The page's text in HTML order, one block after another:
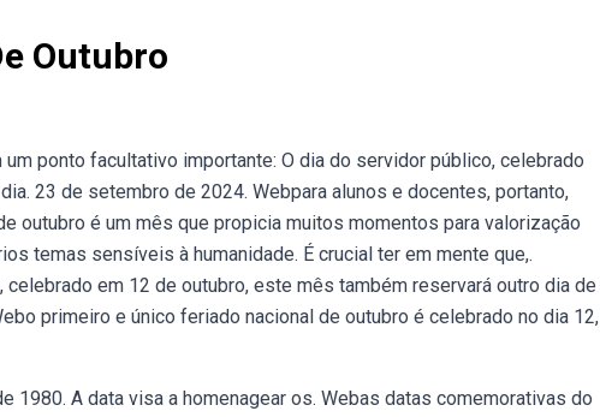
Outubro
ponto facultativo importante: O dia do servidor público, celebrado
23 de setembro de 2024. Webpara alunos e docentes, portanto,
outubro é um mês que propicia muitos momentos para valorização
temas sensíveis à humanidade. É crucial ter em mente que,.
em 12 de outubro, este mês também reservará outro dia de
primeiro e único feriado nacional de outubro é celebrado no dia 12,
1980. A data visa a homenagear os. Webas datas comemorativas do